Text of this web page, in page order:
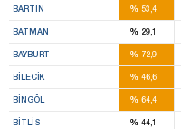
BARTIN %53,4
BATMAN %29,1
BAYBURT %72,9
BILECIK %46,6
BINGÖL %64,4
BITLIS %44,1